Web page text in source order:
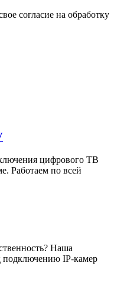
согласие на обработку
цифрового ТВ
Работаем по всей
Наша
подключению IP-камер